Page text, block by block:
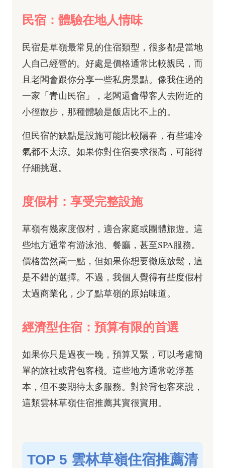
民宿：體驗在地人情味
民宿是草嶺最常見的住宿類型，很多都是當地
人自己經營的。好處是價格通常比較親民，而
且老闆會跟你分享一些私房景點。像我住過的
一家「青山民宿」，老闆還會帶客人去附近的
小徑散步，那種體驗是飯店比不上的。
但民宿的缺點是設施可能比較陽春，有些連冷
氣都不太涼。如果你對住宿要求很高，可能得
仔細挑選。
度假村：享受完整設施
草嶺有幾家度假村，適合家庭或團體旅遊。這
些地方通常有游泳池、餐廳，甚至SPA服務。
價格當然高一點，但如果你想要徹底放鬆，這
是不錯的選擇。不過，我個人覺得有些度假村
太過商業化，少了點草嶺的原始味道。
經濟型住宿：預算有限的首選
如果你只是過夜一晚，預算又緊，可以考慮簡
單的旅社或背包客棧。這些地方通常乾淨基
本，但不要期待太多服務。對於背包客來說，
這類雲林草嶺住宿推薦其實很實用。
TOP 5 雲林草嶺住宿推薦清